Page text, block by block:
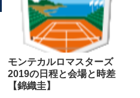
モンテカルロマスターズ
2019の日程と会場と時差
【錦織圭】